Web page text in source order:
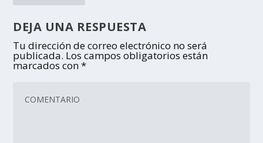
DEJA UNA RESPUESTA
Tu dirección de correo electrónico no será
publicada. Los campos obligatorios están
marcados con*